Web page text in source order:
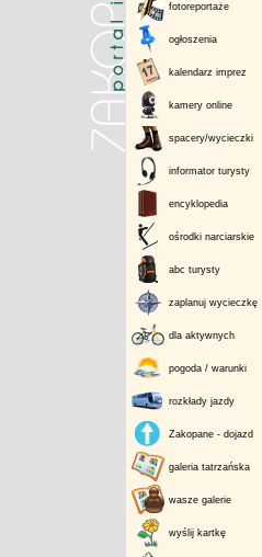
fotoreportaże
ogłoszenia
kalendarz imprez
kamery online
spacery/wycieczki
informator turysty
encyklopedia
ośrodki narciarskie
abc turysty
zaplanuj wycieczkę
dla aktywnych
pogoda / warunki
rozkłady jazdy
Zakopane - dojazd
galeria tatrzańska
wasze galerie
wyślij kartkę